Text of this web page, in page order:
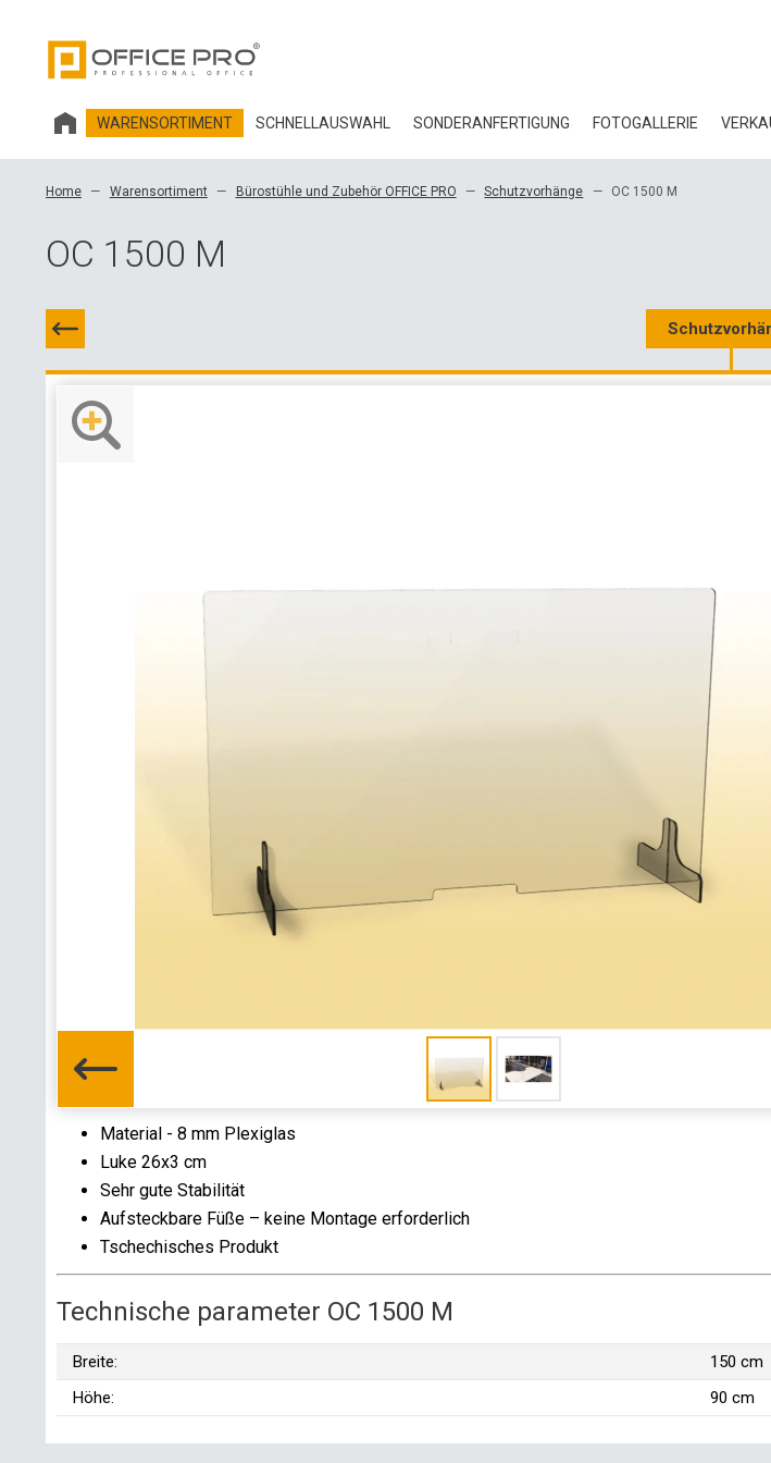
WARENSORTIMENT SCHNELLAUSWAHL SONDERANFERTIGUNG FOTOGALLERIE
Home Warensortiment Bürostühle und Zubehör OFFICE PRO Schutzvorhänge OC 1500 M
OC 1500 M
Material - 8 mm Plexiglas
Luke 26x3 cm
Sehr gute Stabilität
Aufsteckbare Füße – keine Montage erforderlich
Tschechisches Produkt
Technische parameter OC 1500 M
Breite:
150 cm
Höhe:
90 cm